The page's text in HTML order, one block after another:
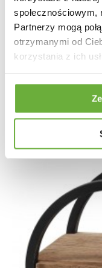
Partnerzy mogą
otrzymanymi od
korzystania z ich
SZAFKA ŚCIENNA